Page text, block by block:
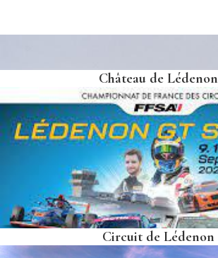
Château de Lédenon
Circuit de Lédenon